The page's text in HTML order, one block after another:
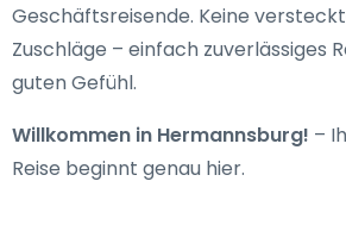
Geschäftsreisende. Keine
Zuschläge – einfach zuverlässiges
guten Gefühl.
Willkommen in Hermannsburg! –
Reise beginnt genau hier.